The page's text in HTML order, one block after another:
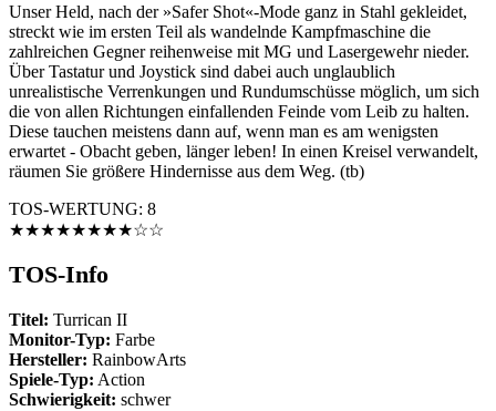
Unser Held, nach der »Safer Shot«-Mode ganz in Stahl gekleidet,
streckt wie im ersten Teil als wandelnde Kampfmaschine die
zahlreichen Gegner reihenweise mit MG und Lasergewehr nieder.
Über Tastatur und Joystick sind dabei auch unglaublich
unrealistische Verrenkungen und Rundumschüsse möglich, um sich
die von allen Richtungen einfallenden Feinde vom Leib zu halten.
Diese tauchen meistens dann auf, wenn man es am wenigsten
erwartet - Obacht geben, länger leben! In einen Kreisel verwandelt,
räumen Sie größere Hindernisse aus dem Weg. (tb)
TOS-WERTUNG: 8
★★★★★★★★☆☆
TOS-Info
Titel: Turrican II
Monitor-Typ: Farbe
Hersteller: RainbowArts
Spiele-Typ: Action
Schwierigkeit: schwer